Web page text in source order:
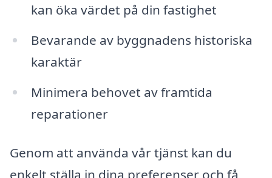
kan öka värdet på din fastighet
Bevarande av byggnadens historiska
karaktär
Minimera behovet av framtida
reparationer
Genom att använda vår tjänst kan du
enkelt ställa in dina preferenser och få